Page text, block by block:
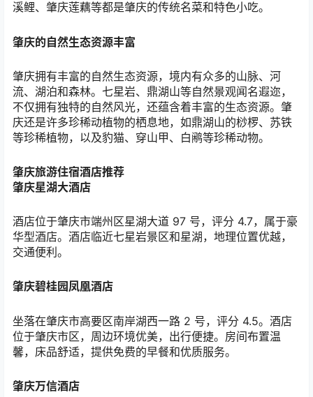
溪鲤、肇庆莲藕等都是肇庆的传统名菜和特色小吃。
肇庆的自然生态资源丰富
肇庆拥有丰富的自然生态资源，境内有众多的山脉、河
流、湖泊和森林。七星岩、鼎湖山等自然景观闻名遐迩，
不仅拥有独特的自然风光，还蕴含着丰富的生态资源。肇
庆还是许多珍稀动植物的栖息地，如鼎湖山的桫椤、苏铁
等珍稀植物，以及豹猫、穿山甲、白鹇等珍稀动物。
肇庆旅游住宿酒店推荐
肇庆星湖大酒店
酒店位于肇庆市端州区星湖大道 97 号，评分 4.7，属于豪
华型酒店。酒店临近七星岩景区和星湖，地理位置优越，
交通便利。
肇庆碧桂园凤凰酒店
坐落在肇庆市高要区南岸湖西一路 2 号，评分 4.5。酒店
位于肇庆市区，周边环境优美，出行便捷。房间布置温
馨，床品舒适，提供免费的早餐和优质服务。
肇庆万信酒店